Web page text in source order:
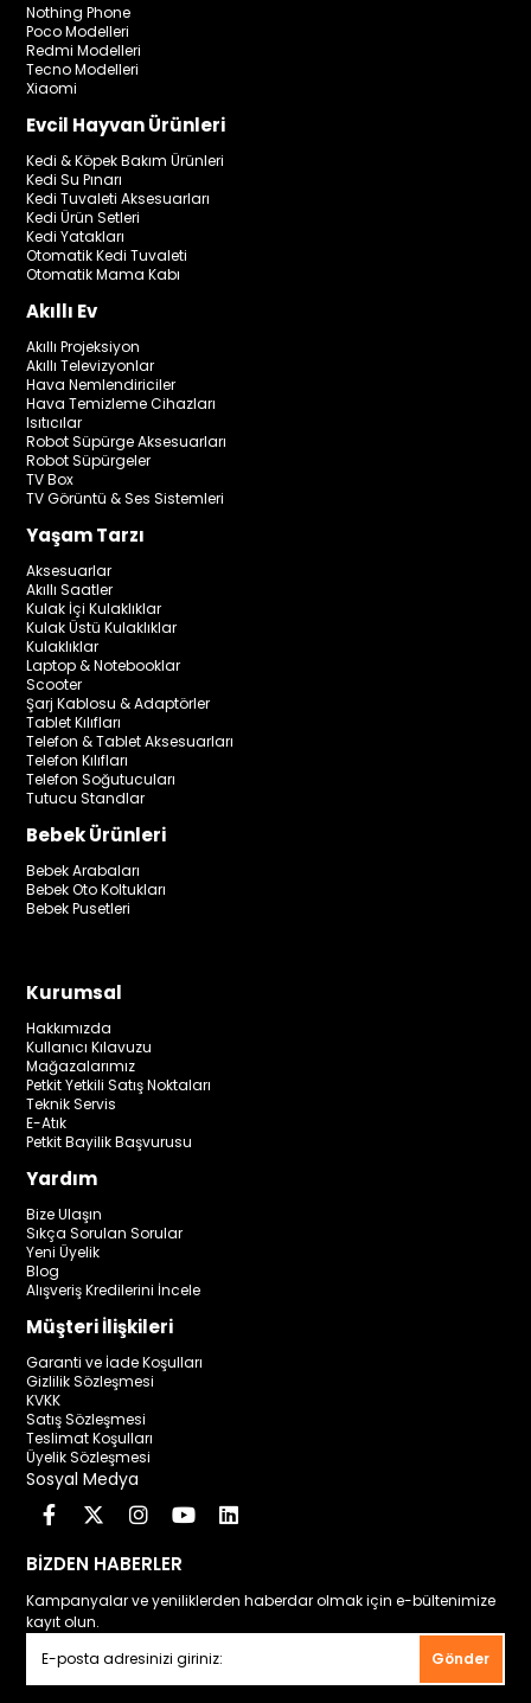
Nothing Phone
Poco Modelleri
Redmi Modelleri
Tecno Modelleri
Xiaomi
Evcil Hayvan Ürünleri
Kedi & Köpek Bakım Ürünleri
Kedi Su Pınarı
Kedi Tuvaleti Aksesuarları
Kedi Ürün Setleri
Kedi Yatakları
Otomatik Kedi Tuvaleti
Otomatik Mama Kabı
Akıllı Ev
Akıllı Projeksiyon
Akıllı Televizyonlar
Hava Nemlendiriciler
Hava Temizleme Cihazları
Isıtıcılar
Robot Süpürge Aksesuarları
Robot Süpürgeler
TV Box
TV Görüntü & Ses Sistemleri
Yaşam Tarzı
Aksesuarlar
Akıllı Saatler
Kulak İçi Kulaklıklar
Kulak Üstü Kulaklıklar
Kulaklıklar
Laptop & Notebooklar
Scooter
Şarj Kablosu & Adaptörler
Tablet Kılıfları
Telefon & Tablet Aksesuarları
Telefon Kılıfları
Telefon Soğutucuları
Tutucu Standlar
Bebek Ürünleri
Bebek Arabaları
Bebek Oto Koltukları
Bebek Pusetleri
Kurumsal
Hakkımızda
Kullanıcı Kılavuzu
Mağazalarımız
Petkit Yetkili Satış Noktaları
Teknik Servis
E-Atık
Petkit Bayilik Başvurusu
Yardım
Bize Ulaşın
Sıkça Sorulan Sorular
Yeni Üyelik
Blog
Alışveriş Kredilerini İncele
Müşteri İlişkileri
Garanti ve İade Koşulları
Gizlilik Sözleşmesi
KVKK
Satış Sözleşmesi
Teslimat Koşulları
Üyelik Sözleşmesi
Sosyal Medya
BİZDEN HABERLER
Kampanyalar ve yeniliklerden haberdar olmak için e-bültenimize
kayıt olun.
Gönder